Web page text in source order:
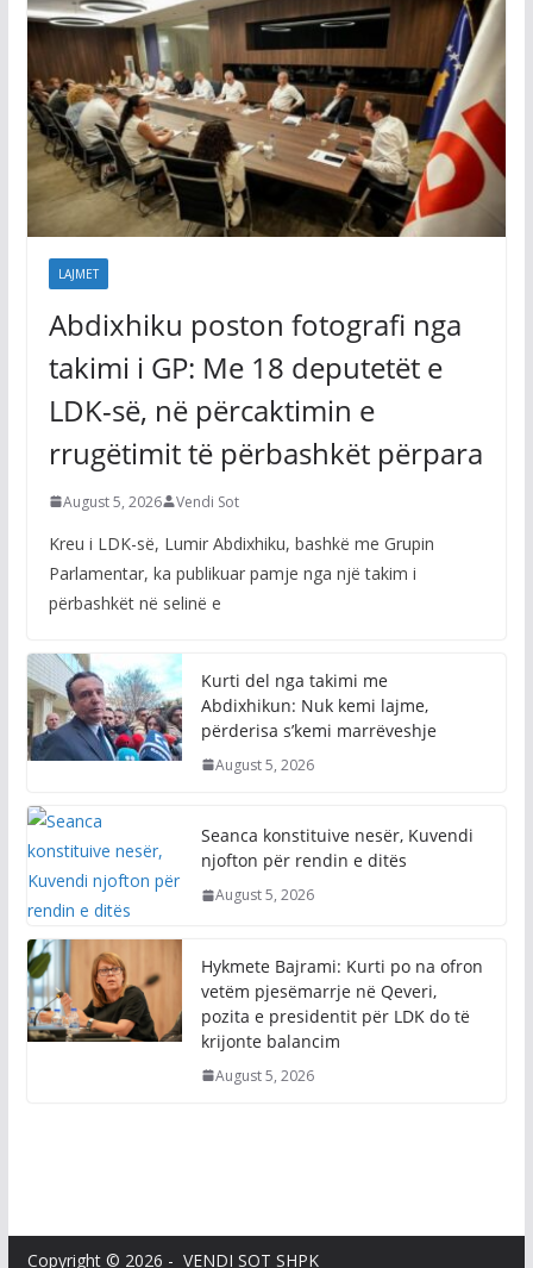
LAJMET
Abdixhiku poston fotografi nga
takimi i GP: Me 18 deputetët e
LDK-së, në përcaktimin e
rrugëtimit të përbashkët përpara
August 5, 2026 Vendi Sot
Kreu i LDK-së, Lumir Abdixhiku, bashkë me Grupin
Parlamentar, ka publikuar pamje nga një takim i
përbashkët në selinë e
Kurti del nga takimi me
Abdixhikun: Nuk kemi lajme,
përderisa s’kemi marrëveshje
August 5, 2026
Seanca konstituive nesër, Kuvendi
njofton për rendin e ditës
August 5, 2026
Hykmete Bajrami: Kurti po na ofron
vetëm pjesëmarrje në Qeveri,
pozita e presidentit për LDK do të
krijonte balancim
August 5, 2026
Copyright © 2026 - VENDI SOT SHPK